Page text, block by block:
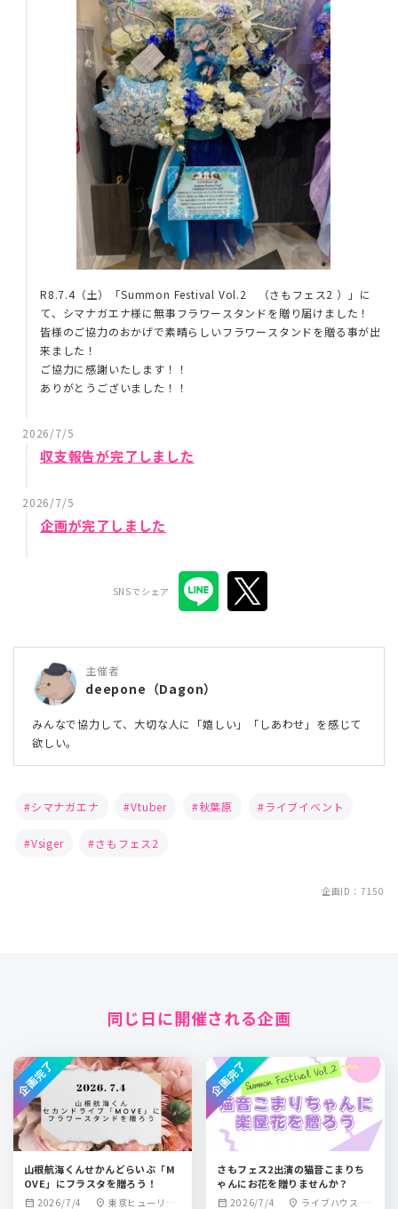
R8.7.4（土）「Summon Festival Vol.2 （さもフェス2 ）」に
て、シマナガエナ様に無事フラワースタンドを贈り届けました！
皆様のご協力のおかげで素晴らしいフラワースタンドを贈る事が出
来ました！
ご協力に感謝いたします！！
ありがとうございました！！
2026/7/5
収支報告が完了しました
2026/7/5
企画が完了しました
SNSでシェア
主催者
deepone（Dagon）
みんなで協力して、大切な人に「嬉しい」「しあわせ」を感じて
欲しい。
シマナガエナ Vtuber 秋葉原 ライブイベント
Vsiger さもフェス2
企画ID：7150
同じ日に開催される企画
山根航海くんせかんどらいぶ「M
OVE」にフラスタを贈ろう！
calendar_month 2026/7/4 location_on 東京ヒューリッ
企画完了
さもフェス2出演の猫音こまりち
ゃんにお花を贈りませんか？
calendar_month 2026/7/4 location_on ライブハウス 秋
企画完了